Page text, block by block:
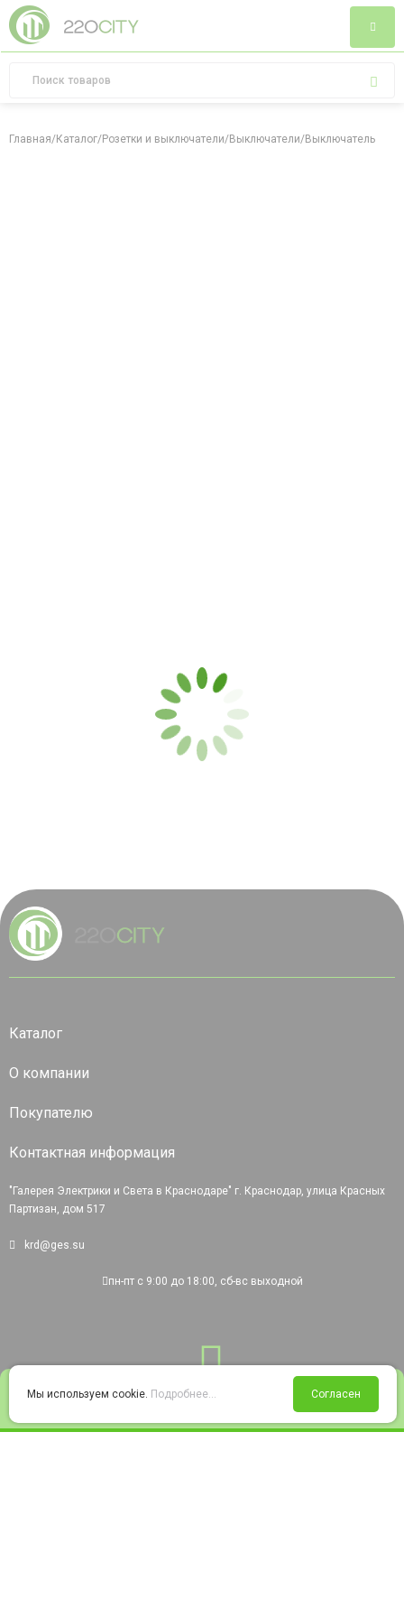
Войти Избранное Корзина
Главная/Каталог/Розетки и выключатели/Выключатели/Выключатель
Каталог
О компании
Покупателю
Контактная информация
"Галерея Электрики и Света в Краснодаре" г. Краснодар, улица Красных
Партизан, дом 517
krd@ges.su
пн-пт с 9:00 до 18:00, сб-вс выходной
Мы используем cookie. Подробнее... Согласен